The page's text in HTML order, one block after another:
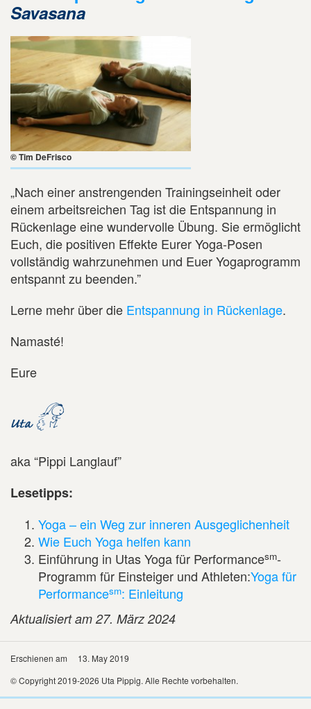
Savasana
© Tim DeFrisco
„Nach einer anstrengenden Trainingseinheit oder
einem arbeitsreichen Tag ist die Entspannung in
Rückenlage eine wundervolle Übung. Sie ermöglicht
Euch, die positiven Effekte Eurer Yoga-Posen
vollständig wahrzunehmen und Euer Yogaprogramm
entspannt zu beenden.”
Lerne mehr über die Entspannung in Rückenlage.
Namasté!
Eure
aka “Pippi Langlauf”
Lesetipps:
Yoga – ein Weg zur inneren Ausgeglichenheit
Wie Euch Yoga helfen kann
Einführung in Utas Yoga für Performancesm-
Programm für Einsteiger und Athleten:Yoga für
Performancesm: Einleitung
Aktualisiert am 27. März 2024
Erschienen am
13. May 2019
© Copyright 2019-2026 Uta Pippig. Alle Rechte vorbehalten.